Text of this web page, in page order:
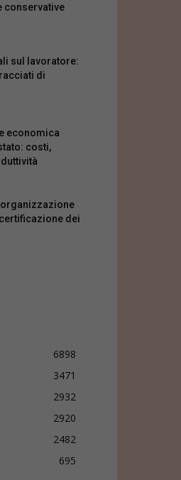
conservative
sul lavoratore:
di
economica
costi,
organizzazione
dei
6898
3471
2932
2920
2482
695